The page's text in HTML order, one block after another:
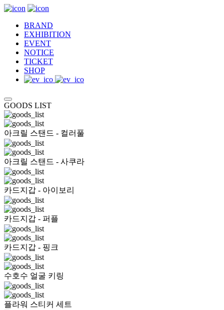
BRAND
EXHIBITION
EVENT
NOTICE
TICKET
SHOP
GOODS LIST
아크릴 스탠드 - 컬러풀
아크릴 스탠드 - 사쿠라
카드지갑 - 아이보리
카드지갑 - 퍼플
카드지갑 - 핑크
수호수 얼굴 키링
플라워 스티커 세트